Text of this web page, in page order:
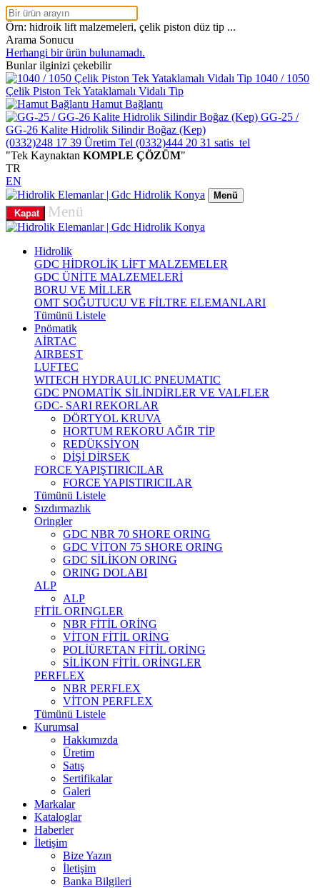
Örn: hidroik lift malzemeleri, çelik piston düz tip ...
Arama Sonucu
Herhangi bir ürün bulunamadı.
Bunlar ilginizi çekebilir
1040 / 1050
Çelik Piston Tek Yataklamalı Vidalı Tip
Hamut Bağlantı
GG-25 /
GG-26 Kalite Hidrolik Silindir Boğaz (Kep)
(0332)248 17 39 Üretim Tel (0332)444 20 31 satis_tel
"Tek Kaynaktan KOMPLE ÇÖZÜM"
TR
EN
Menü
Kapat
Menü
Hidrolik
GDC HİDROLİK LİFT MALZEMELER
GDC ÜNİTE MALZEMELERİ
BORU VE MİLLER
OMT SOĞUTUCU VE FİLTRE ELEMANLARI
Tümünü Listele
Pnömatik
AİRTAC
AIRBEST
LUFTEC
WITECH HYDRAULIC PNEUMATIC
GDC PNOMATİK SİLİNDİRLER VE VALFLER
GDC- SARI REKORLAR
DÖRTYOL KRUVA
HORTUM REKORU AĞIR TİP
REDÜKSİYON
DİŞİ DİRSEK
FORCE YAPIŞTIRICILAR
FORCE YAPISTIRICILAR
Tümünü Listele
Sızdırmazlık
Oringler
GDC NBR 70 SHORE ORING
GDC VİTON 75 SHORE ORING
GDC SİLİKON ORING
ORING DOLABI
ALP
ALP
FİTİL ORINGLER
NBR FİTİL ORİNG
VİTON FİTİL ORİNG
POLİÜRETAN FİTİL ORİNG
SİLİKON FİTİL ORİNGLER
PERFLEX
NBR PERFLEX
VİTON PERFLEX
Tümünü Listele
Kurumsal
Hakkımızda
Üretim
Satış
Sertifikalar
Galeri
Markalar
Kataloglar
Haberler
İletişim
Bize Yazın
İletişim
Banka Bilgileri